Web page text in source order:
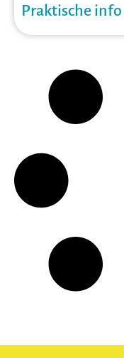
Praktische info